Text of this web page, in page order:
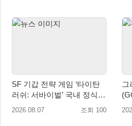
SF 기갑 전략 게임 ‘타이탄
러쉬: 서바이벌’ 국내 정식
출시
2026.08.07 조회 100
그
‘